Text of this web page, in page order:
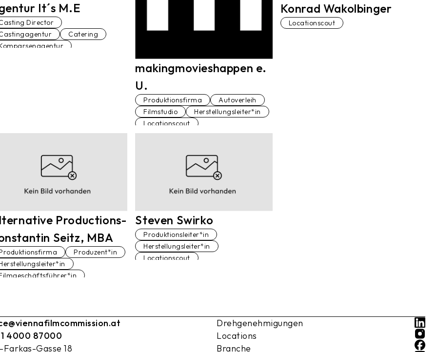
It´s M.E
Director
Catering
makingmovieshappen e.
U.
Produktionsfirma
Autoverleih
Filmstudio
Herstellungsleiter*in
Locationscout
Produktionsleiter*in
Studio
Konrad Wakolbinger
Locationscout
Productions-
Seitz, MBA
Produzent*in
Steven Swirko
Produktionsleiter*in
Herstellungsleiter*in
Locationscout
4000 87000
Gasse 18
Drehgenehmigungen
Locations
Branche